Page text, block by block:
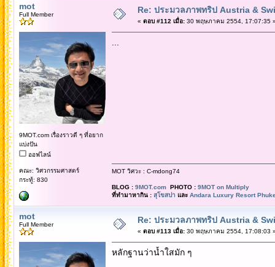
mot
Full Member
9MOT.com เรื่องราวดี ๆ ที่อยาก
แบ่งปัน
ออฟไลน์
คณะ: วิศวกรรมศาสตร์
กระทู้: 830
Re: ประมวลภาพทริป Austria &
« ตอบ #112 เมื่อ:30 พฤษภาคม 2554, 17:07:35
MOT วิศวะ : C-mdong74
BLOG : 9MOT.comPHOTO : 9MOT on Multiply
ที่ทำมาหากิน : สุโขสปา และ Andara Luxury Resort
mot
Full Member Re: ประมวลภาพทริป Austria &
« ตอบ #113 เมื่อ:30 พฤษภาคม 2554, 17:08:03
หลักฐานว่าน้ำใสมัก ๆ